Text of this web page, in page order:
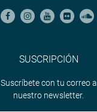
SUSCRIPCIÓN
Suscríbete con tu correo a
nuestro newsletter.